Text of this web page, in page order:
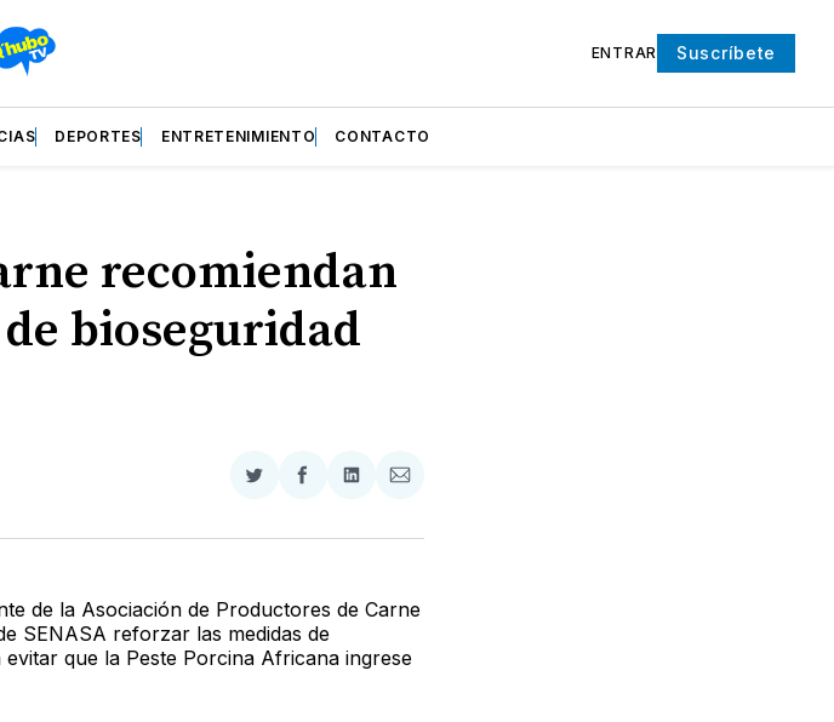
ENTRAR Suscríbete
DEPORTES ENTRETENIMIENTO CONTACTO
recomiendan
bioseguridad
Compartir
Twitter
Compartir
Facebook
Compartir
LinkedIn
Compartir
Email
de la Asociación de Productores de Carne
SENASA reforzar las medidas de
que la Peste Porcina Africana ingrese